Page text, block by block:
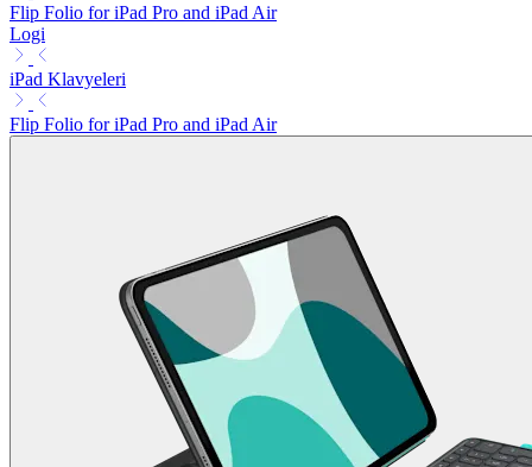
Flip Folio for iPad Pro and iPad Air
Logi
iPad Klavyeleri
Flip Folio for iPad Pro and iPad Air